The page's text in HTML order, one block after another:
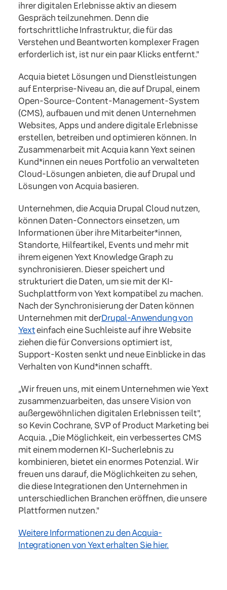
ihrer digitalen Erlebnisse aktiv an diesem
Gespräch teilzunehmen. Denn die
fortschrittliche Infrastruktur, die für das
Verstehen und Beantworten komplexer Fragen
erforderlich ist, ist nur ein paar Klicks entfernt."
Acquia bietet Lösungen und Dienstleistungen
auf Enterprise-Niveau an, die auf Drupal, einem
Open-Source-Content-Management-System
(CMS), aufbauen und mit denen Unternehmen
Websites, Apps und andere digitale Erlebnisse
erstellen, betreiben und optimieren können. In
Zusammenarbeit mit Acquia kann Yext seinen
Kund*innen ein neues Portfolio an verwalteten
Cloud-Lösungen anbieten, die auf Drupal und
Lösungen von Acquia basieren.
Unternehmen, die Acquia Drupal Cloud nutzen,
können Daten-Connectors einsetzen, um
Informationen über ihre Mitarbeiter*innen,
Standorte, Hilfeartikel, Events und mehr mit
ihrem eigenen Yext Knowledge Graph zu
synchronisieren. Dieser speichert und
strukturiert die Daten, um sie mit der KI-
Suchplattform von Yext kompatibel zu machen.
Nach der Synchronisierung der Daten können
Unternehmen mit derDrupal-Anwendung von
Yexteinfach eine Suchleiste auf ihre Website
ziehen die für Conversions optimiert ist,
Support-Kosten senkt und neue Einblicke in das
Verhalten von Kund*innen schafft.
„Wir freuen uns, mit einem Unternehmen wie Yext
zusammenzuarbeiten, das unsere Vision von
außergewöhnlichen digitalen Erlebnissen teilt",
so Kevin Cochrane, SVP of Product Marketing bei
Acquia. „Die Möglichkeit, ein verbessertes CMS
mit einem modernen KI-Sucherlebnis zu
kombinieren, bietet ein enormes Potenzial. Wir
freuen uns darauf, die Möglichkeiten zu sehen,
die diese Integrationen den Unternehmen in
unterschiedlichen Branchen eröffnen, die unsere
Plattformen nutzen."
Weitere Informationen zu den Acquia-
Integrationen von Yext erhalten Sie hier.